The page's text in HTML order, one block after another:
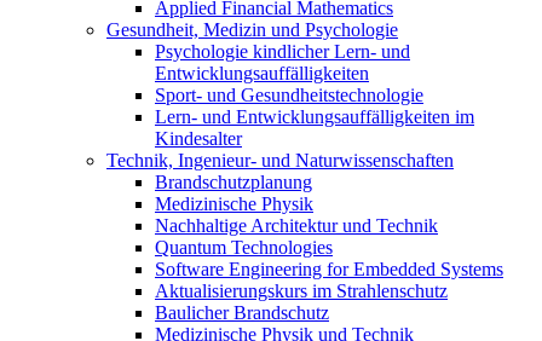
Applied Financial Mathematics
Gesundheit, Medizin und Psychologie
Psychologie kindlicher Lern- und
Entwicklungsauffälligkeiten
Sport- und Gesundheitstechnologie
Lern- und Entwicklungsauffälligkeiten im
Kindesalter
Technik, Ingenieur- und Naturwissenschaften
Brandschutzplanung
Medizinische Physik
Nachhaltige Architektur und Technik
Quantum Technologies
Software Engineering for Embedded Systems
Aktualisierungskurs im Strahlenschutz
Baulicher Brandschutz
Medizinische Physik und Technik